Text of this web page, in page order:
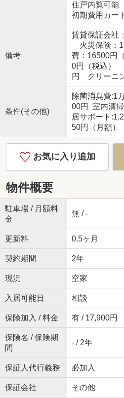
住戸内覧可能
初期費用カー
備考
賃貸保証会社
火災保険：
費：16500円
0円（税込）
円 クリーニ
条件(その他)
除菌消臭費:1
00円 室内清
居サポート
50円（月額）
お気に入り追加
物件概要
駐車場 / 月額料
金
無 / -
更新料 0.5ヶ月
契約期間 2年
現況 空家
入居可能日 相談
保険加入 / 料金 有 / 17,900円
保険名 / 保険期
間
- / 2年
保証人代行義務 必加入
保証会社 その他